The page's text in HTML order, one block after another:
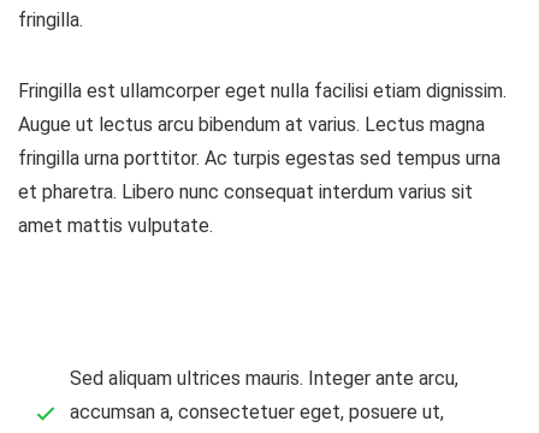
fringilla.
Fringilla est ullamcorper eget nulla facilisi etiam dignissim.
Augue ut lectus arcu bibendum at varius. Lectus magna
fringilla urna porttitor. Ac turpis egestas sed tempus urna
et pharetra. Libero nunc consequat interdum varius sit
amet mattis vulputate.
Sed aliquam ultrices mauris. Integer ante arcu,
accumsan a, consectetuer eget, posuere ut,